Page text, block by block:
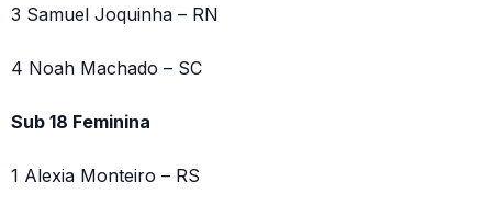
3 Samuel Joquinha – RN
4 Noah Machado – SC
Sub 18 Feminina
1 Alexia Monteiro – RS